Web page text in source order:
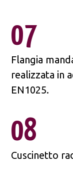
07
Flangia
realizzata in
EN1025.
08
Cuscinetto